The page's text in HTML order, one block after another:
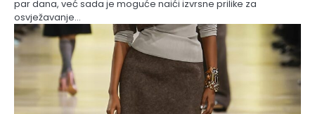
par dana, već sada je moguće naići izvrsne prilike za
osvježavanje…